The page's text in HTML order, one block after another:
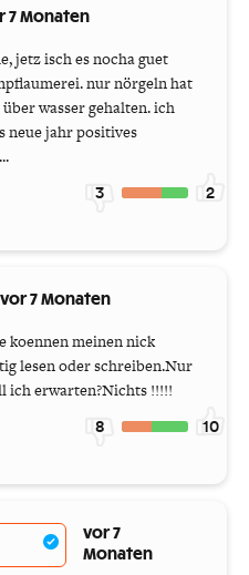
7 Monaten
jetz isch es nocha guet
nur nörgeln hat
wasser gehalten. ich
neue jahr positives
3 2
vor 7 Monaten
koennen meinen nick
lesen oder schreiben.Nur
ich erwarten?Nichts !!!!!
8 10
vor 7
Monaten